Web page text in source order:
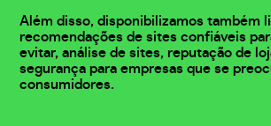
Além disso, disponibilizamos também
recomendações de sites confiáveis
evitar, análise de sites, reputação de
segurança para empresas que se
consumidores.